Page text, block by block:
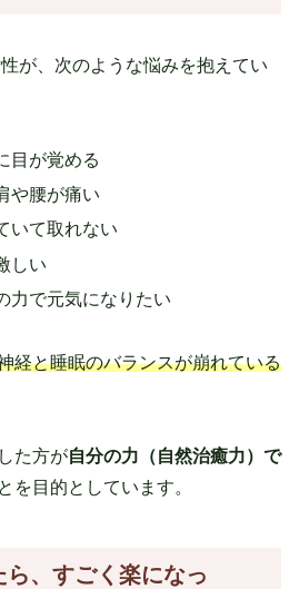
が、次のような悩みを抱えてい
目が覚める
や腰が痛い
いて取れない
しい
力で元気になりたい
経と睡眠のバランスが崩れている
た方が自分の力（自然治癒力）で
を目的としています。
ら、すごく楽になっ